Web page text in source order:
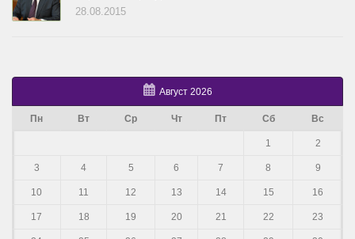
28.08.2015
Август 2026
Пн Вт Ср Чт Пт Сб Вс
1 2
3 4 5 6 7 8 9
10 11 12 13 14 15 16
17 18 19 20 21 22 23